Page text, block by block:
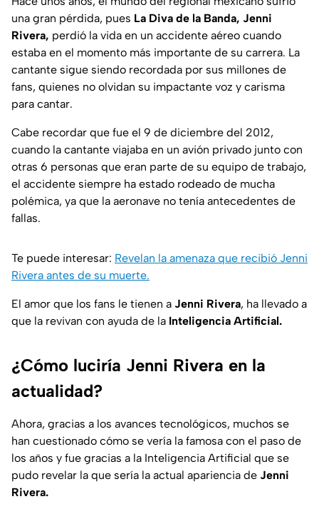
una gran pérdida, pues La Diva de la Banda, Jenni
Rivera, perdió la vida en un accidente aéreo cuando
estaba en el momento más importante de su carrera. La
cantante sigue siendo recordada por sus millones de
fans, quienes no olvidan su impactante voz y carisma
para cantar.
Cabe recordar que fue el 9 de diciembre del 2012,
cuando la cantante viajaba en un avión privado junto con
otras 6 personas que eran parte de su equipo de trabajo,
el accidente siempre ha estado rodeado de mucha
polémica, ya que la aeronave no tenía antecedentes de
fallas.
Te puede interesar: Revelan la amenaza que recibió Jenni
Rivera antes de su muerte.
El amor que los fans le tienen a Jenni Rivera, ha llevado a
que la revivan con ayuda de la Inteligencia Artificial.
¿Cómo luciría Jenni Rivera en la
actualidad?
Ahora, gracias a los avances tecnológicos, muchos se
han cuestionado cómo se vería la famosa con el paso de
los años y fue gracias a la Inteligencia Artificial que se
pudo revelar la que sería la actual apariencia de Jenni
Rivera.